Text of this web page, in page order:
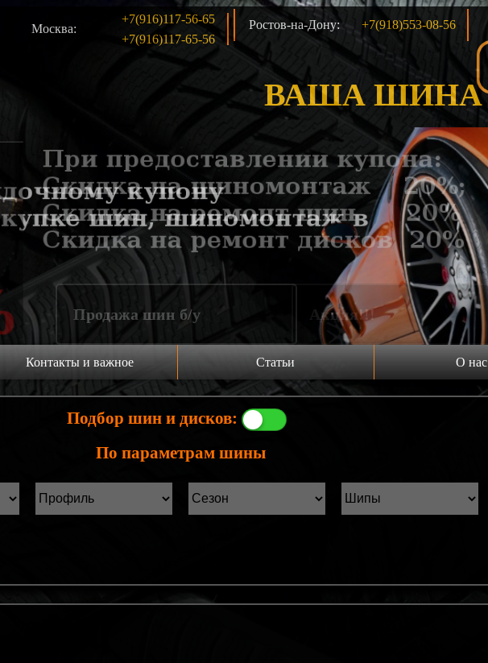
Москва:
+7(916)117-56-65
+7(916)117-65-56
Ростов-на-Дону: +7(918)553-08-56
ВАША ШИНА
Контакты и важное
главную
Статьи
Производители шин
Статьи Лист1
Статьи Лист2
О нас
Выкуп шин Б/У
Подбор шин и дисков:
По параметрам шины